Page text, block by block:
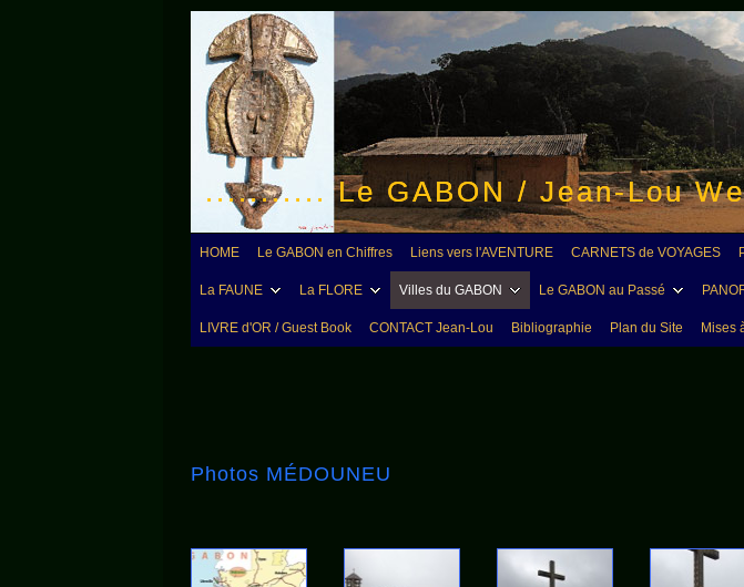
........... Le GABON / Jean-Lou
HOME Le GABON en Chiffres Liens vers l'AVENTURE CARNETS de VOYAGES
La FAUNE La FLORE Villes du GABON Le GABON au Passé
LIVRE d'OR / Guest Book CONTACT Jean-Lou Bibliographie Plan du Site Mises
Photos MÉDOUNEU